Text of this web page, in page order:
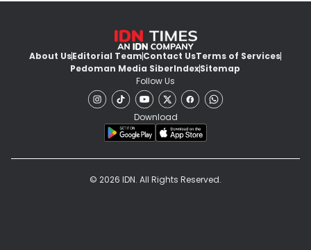
About UsEditorial TeamContact UsTerms of Services
Pedoman Media SiberIndexSitemap
Follow Us
Download
© 2026 IDN. All Rights Reserved.